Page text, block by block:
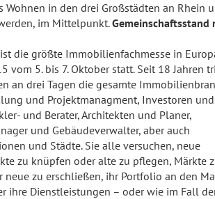
Wohnen in den drei Großstädten an Rhein
im Mittelpunkt.Gemeinschaftsstand
die größte Immobilienfachmesse in
vom 5. bis 7. Oktober statt. Seit 18 Jahren
an drei Tagen die gesamte
und Projektmanagment, Investoren und
und Berater, Architekten und Planer,
und Gebäudeverwalter, aber auch
und Städte. Sie alle versuchen, neue
zu knüpfen oder alte zu pflegen, Märkte
neue zu erschließen, ihr Portfolio an den
ihre Dienstleistungen – oder wie im Fall